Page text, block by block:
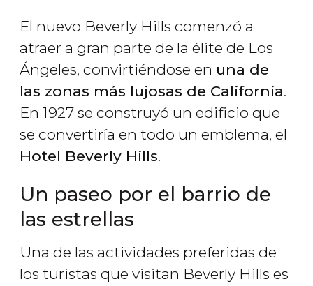
El nuevo Beverly Hills comenzó a
atraer a gran parte de la élite de Los
Ángeles, convirtiéndose en una de
las zonas más lujosas de California.
En 1927 se construyó un edificio que
se convertiría en todo un emblema, el
Hotel Beverly Hills.
Un paseo por el barrio de
las estrellas
Una de las actividades preferidas de
los turistas que visitan Beverly Hills es